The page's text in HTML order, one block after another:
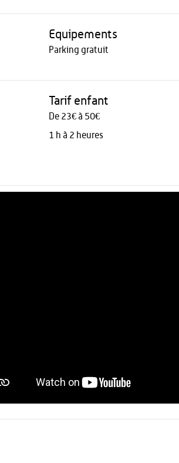
Equipements
Parking gratuit
Tarif enfant
De 23€ à 50€
1 h à 2 heures